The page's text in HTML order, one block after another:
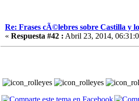
Re: Frases cÃ©lebres sobre Castilla y
« Respuesta #42 : Abril 23, 2014,